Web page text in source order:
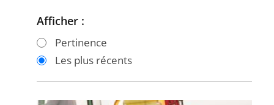
Passer
filtres
Passer
filtres
Afficher :
Pertinence
Les plus récents